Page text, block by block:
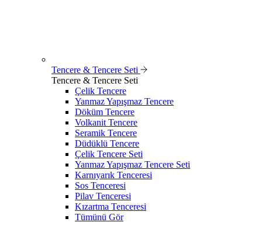
Tencere & Tencere Seti
Tencere & Tencere Seti
Çelik Tencere
Yanmaz Yapışmaz Tencere
Döküm Tencere
Volkanit Tencere
Seramik Tencere
Düdüklü Tencere
Çelik Tencere Seti
Yanmaz Yapışmaz Tencere Seti
Karnıyarık Tenceresi
Sos Tenceresi
Pilav Tenceresi
Kızartma Tenceresi
Tümünü Gör